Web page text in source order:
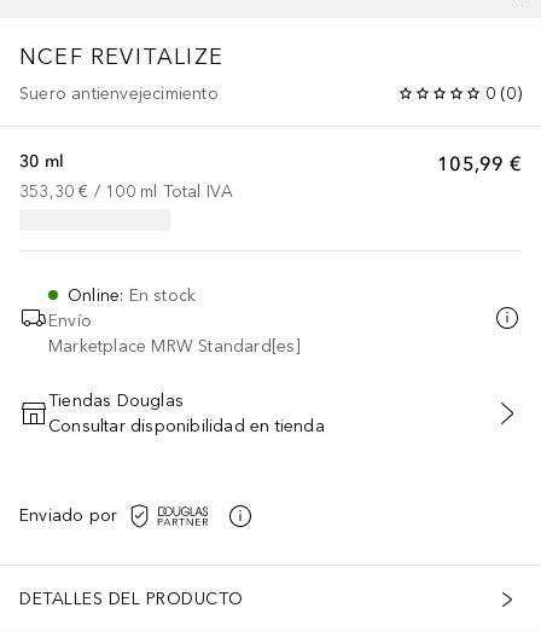
NCEF REVITALIZE
Suero antienvejecimiento 0 (0)
105,99 €
30 ml
353,30 € / 100 ml Total IVA
Online: En stock
Envío
Marketplace MRW Standard[es]
AÑADIR AL CARRITO
Tiendas Douglas
Consultar disponibilidad en tienda
Enviado por
DETALLES DEL PRODUCTO